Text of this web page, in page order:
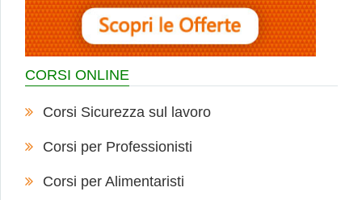
CORSI ONLINE
Corsi Sicurezza sul lavoro
Corsi per Professionisti
Corsi per Alimentaristi